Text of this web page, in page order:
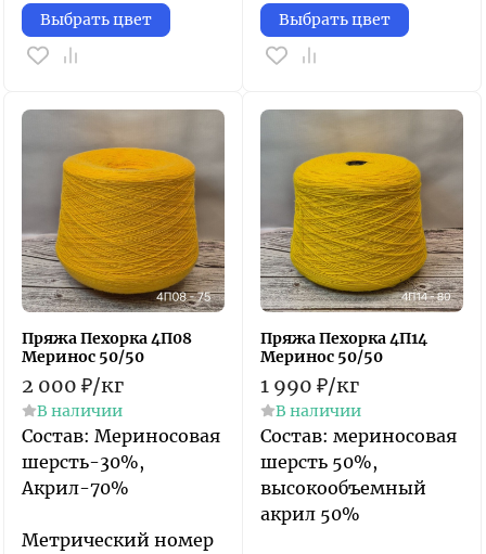
Выбрать цвет Выбрать цвет
Пряжа Пехорка 4П08
Меринос 50/50
2 000 ₽/кг
В наличии
Состав: Мериносовая
шерсть-30%,
Акрил-70%
Метрический номер
Пряжа Пехорка 4П14
Меринос 50/50
1 990 ₽/кг
В наличии
Состав: мериносовая
шерсть 50%,
высокообъемный
акрил 50%